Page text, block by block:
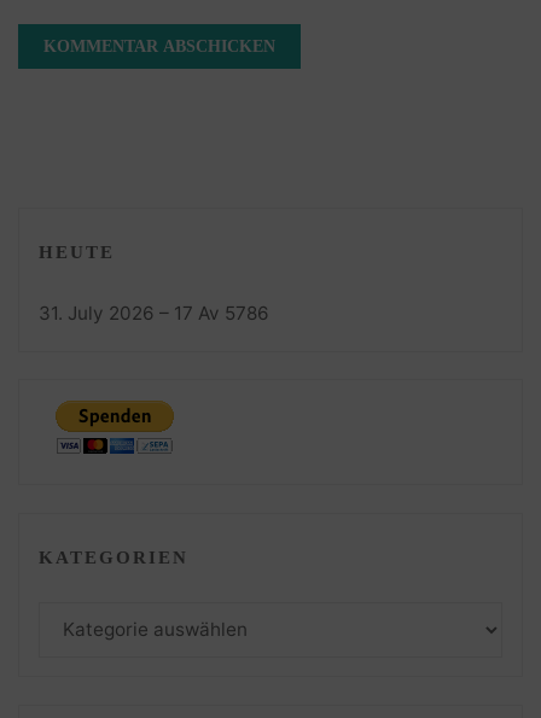
HEUTE
31. July 2026 – 17 Av 5786
KATEGORIEN